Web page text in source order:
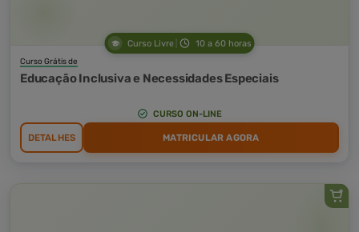
Curso Livre 10 a 60 horas
Curso Grátis de
Educação Inclusiva e Necessidades Especiais
CURSO ON-LINE
DETALHES MATRICULAR AGORA